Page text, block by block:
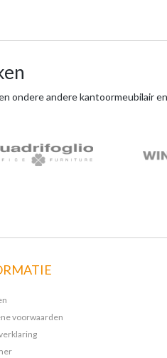
ondere andere kantoormeubilair
voorwaarden